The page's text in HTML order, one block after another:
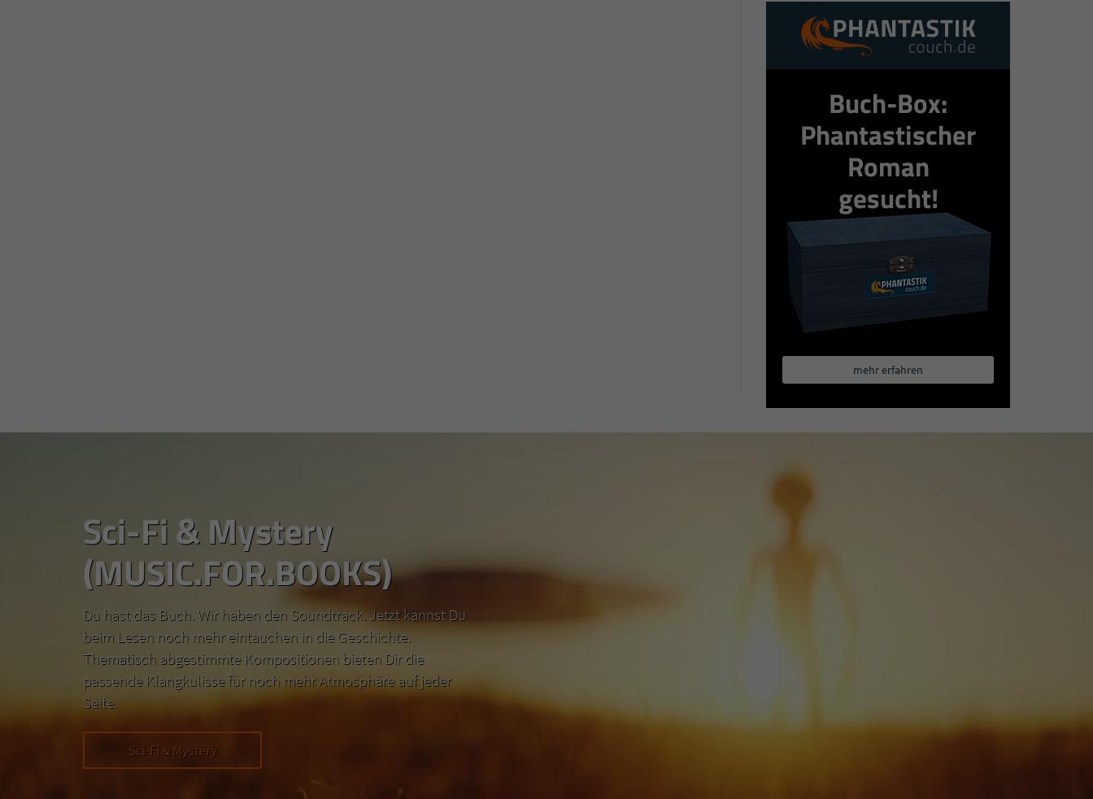
Buch-Box:
Phantastischer
Roman
gesucht!
mehr erfahren
Sci-Fi & Mystery
(MUSIC.FOR.BOOKS)
Du hast das Buch. Wir haben den Soundtrack. Jetzt kannst Du
beim Lesen noch mehr eintauchen in die Geschichte.
Thematisch abgestimmte Kompositionen bieten Dir die
passende Klangkulisse für noch mehr Atmosphäre auf jeder
Seite.
Sci-Fi & Mystery